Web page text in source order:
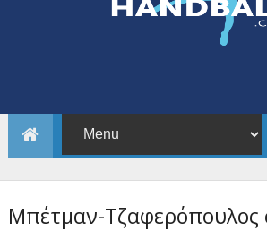
Μπέτμαν-Τζαφερόπουλος